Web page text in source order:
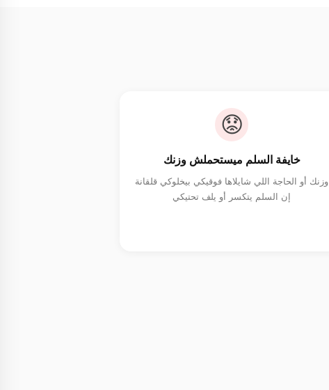
😟
خايفة السلم ميستحملش وزنك
وزنك أو الحاجة اللي شايلاها فوقيكي بيخلوكي قلقانة
إن السلم يتكسر أو يلف تحتيكي